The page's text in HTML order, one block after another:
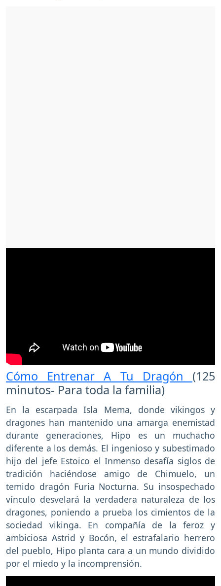
Cómo Entrenar A Tu Dragón (125
minutos- Para toda la familia)
En la escarpada Isla Mema, donde vikingos y
dragones han mantenido una amarga enemistad
durante generaciones, Hipo es un muchacho
diferente a los demás. El ingenioso y subestimado
hijo del jefe Estoico el Inmenso desafía siglos de
tradición haciéndose amigo de Chimuelo, un
temido dragón Furia Nocturna. Su insospechado
vínculo desvelará la verdadera naturaleza de los
dragones, poniendo a prueba los cimientos de la
sociedad vikinga. En compañía de la feroz y
ambiciosa Astrid y Bocón, el estrafalario herrero
del pueblo, Hipo planta cara a un mundo dividido
por el miedo y la incomprensión.